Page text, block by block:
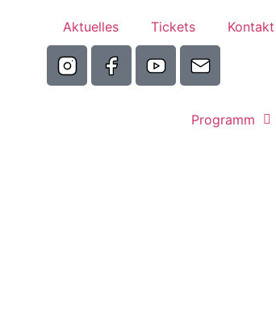
Aktuelles Tickets Kontakt
Programm